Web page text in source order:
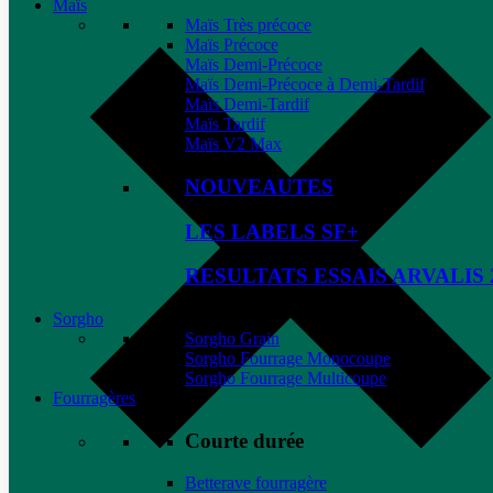
Maïs
Maïs Très précoce
Maïs Précoce
Maïs Demi-Précoce
Maïs Demi-Précoce à Demi-Tardif
Maïs Demi-Tardif
Maïs Tardif
Maïs V2 Max
NOUVEAUTES
LES LABELS SF+
RESULTATS ESSAIS ARVALIS
Sorgho
Sorgho Grain
Sorgho Fourrage Monocoupe
Sorgho Fourrage Multicoupe
Fourragères
Courte durée
Betterave fourragère